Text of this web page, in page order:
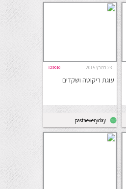
23 במרץ 2015 #29016
עוגת ריקוטה ושקדים
pastaeveryday